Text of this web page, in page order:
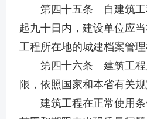
第四十五条 自建筑工
起九十日内，建设单位应
工程所在地的城建档案管理
第四十六条 建筑工程
限，依照国家和本省有关规
建筑工程在正常使用条